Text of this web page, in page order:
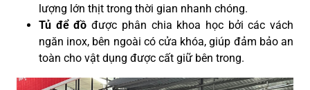
lượng lớn thịt trong thời gian nhanh chóng.
Tủ để đồđược phân chia khoa học bởi các vách
ngăn inox, bên ngoài có cửa khóa, giúp đảm bảo an
toàn cho vật dụng được cất giữ bên trong.